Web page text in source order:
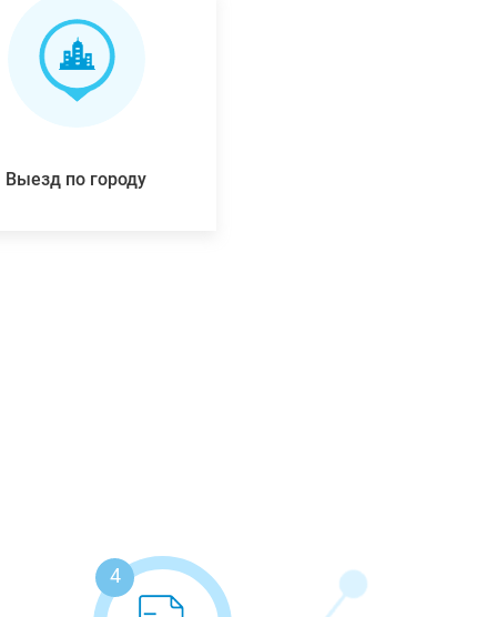
Выезд по городу
4